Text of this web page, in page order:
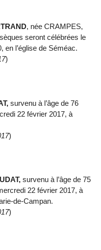
, née CRAMPES,
seront célébrées le
en l’église de Séméac.
)
survenu à l’âge de 76
22 février 2017, à
)
survenu à l’âge de 75
22 février 2017, à
de-Campan.
)